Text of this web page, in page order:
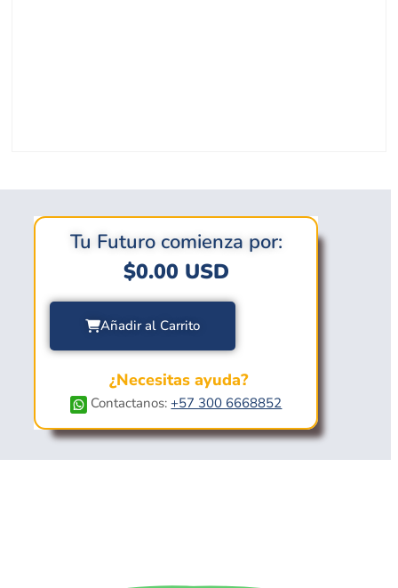
Tu Futuro comienza por:
$0.00 USD
Añadir al Carrito
¿Necesitas ayuda?
Contactanos:+57 300 6668852